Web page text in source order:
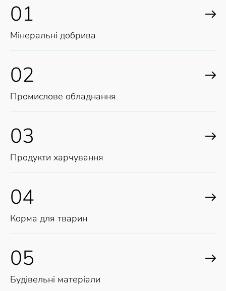
01
Мінеральні добрива
02
Промислове обладнання
03
Продукти харчування
04
Корма для тварин
05
Будівельні матеріали